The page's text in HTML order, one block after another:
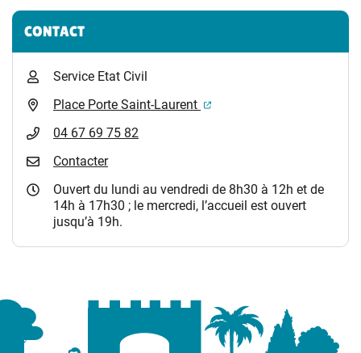
CONTACT
Service Etat Civil
Place Porte Saint-Laurent
(ouverture dans un
04 67 69 75 82
Contacter
Ouvert du lundi au vendredi de 8h30 à 12h et de
14h à 17h30 ; le mercredi, l’accueil est ouvert
jusqu’à 19h.